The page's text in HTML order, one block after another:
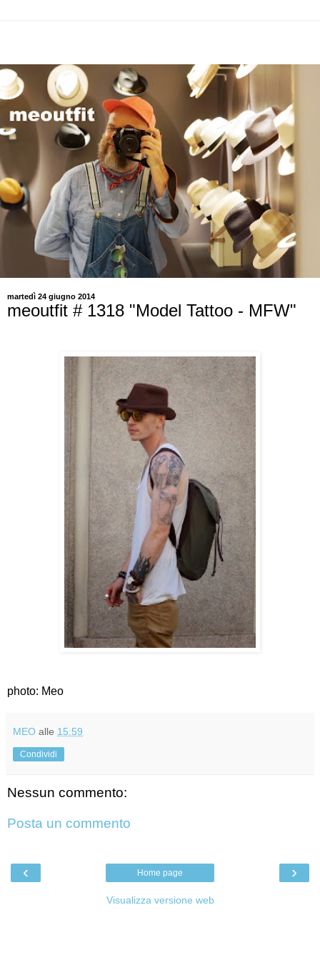
martedì 24 giugno 2014
meoutfit # 1318 "Model Tattoo - MFW"
photo: Meo
MEO alle 15:59
Condividi
Nessun commento:
Posta un commento
‹ ›
Home page
Visualizza versione web